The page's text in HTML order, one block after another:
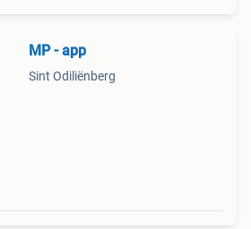
MP - app
Sint Odiliënberg